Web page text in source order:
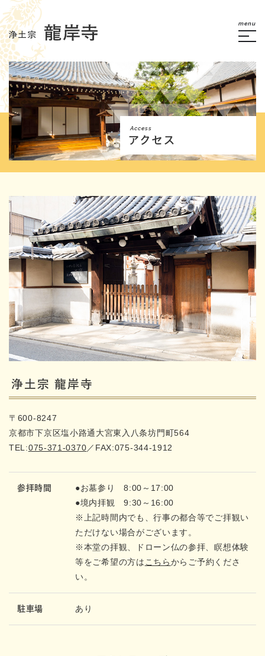
menu
Access
アクセス
浄土宗 龍岸寺
〒600-8247
京都市下京区塩小路通大宮東入八条坊門町564
TEL:075-371-0370／FAX:075-344-1912
参拝時間
●お墓参り 8:00～17:00
●境内拝観 9:30～16:00
※上記時間内でも、行事の都合等でご拝観い
ただけない場合がございます。
※本堂の拝観、ドローン仏の参拝、瞑想体験
等をご希望の方はこちらからご予約くださ
い。
駐車場 あり